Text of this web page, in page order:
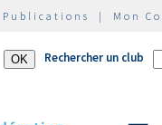
Publications | Mon
Rechercher un club